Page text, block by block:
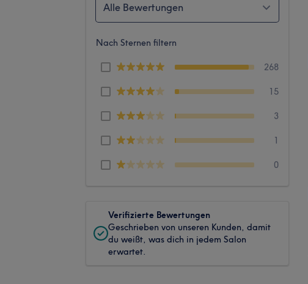
Alle Bewertungen
Nach Sternen filtern
268
15
3
1
0
Verifizierte Bewertungen
Geschrieben von unseren Kunden, damit
du weißt, was dich in jedem Salon
erwartet.